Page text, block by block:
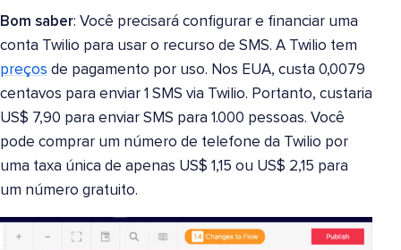
Bom saber: Você precisará configurar e financiar uma
conta Twilio para usar o recurso de SMS. A Twilio tem
preços de pagamento por uso. Nos EUA, custa 0,0079
centavos para enviar 1 SMS via Twilio. Portanto, custaria
US$ 7,90 para enviar SMS para 1.000 pessoas. Você
pode comprar um número de telefone da Twilio por
uma taxa única de apenas US$ 1,15 ou US$ 2,15 para
um número gratuito.